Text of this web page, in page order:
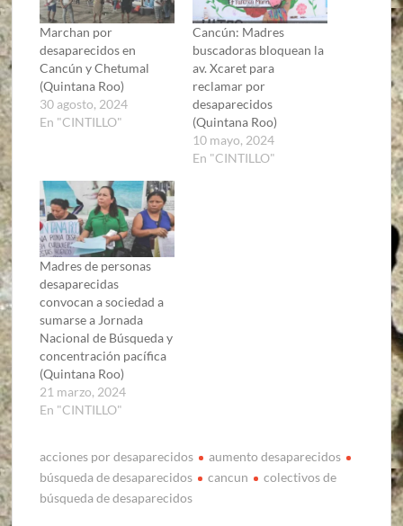
Marchan por
desaparecidos en
Cancún y Chetumal
(Quintana Roo)
30 agosto, 2024
En "CINTILLO"
Cancún: Madres
buscadoras bloquean la
av. Xcaret para
reclamar por
desaparecidos
(Quintana Roo)
10 mayo, 2024
En "CINTILLO"
Madres de personas
desaparecidas
convocan a sociedad a
sumarse a Jornada
Nacional de Búsqueda y
concentración pacífica
(Quintana Roo)
21 marzo, 2024
En "CINTILLO"
acciones por desaparecidos
aumento desaparecidos
búsqueda de desaparecidos
cancun
colectivos de
búsqueda de desaparecidos